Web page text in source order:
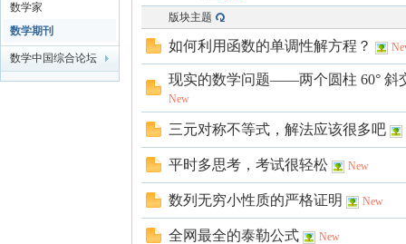
学
数学家
数学期刊
数学中国综合论坛
版块主题
如何利用函数的单调性解方程？
现实的数学问题——两个圆柱 60° 斜
New
三元对称不等式，解法应该很多吧
平时多思考，考试很轻松 New
数列无穷小性质的严格证明 New
全网最全的泰勒公式 New